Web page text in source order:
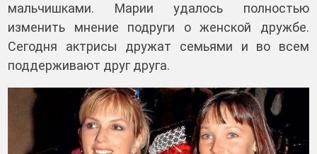
мальчишками. Марии удалось полностью
изменить мнение подруги о женской дружбе.
Сегодня актрисы дружат семьями и во всем
поддерживают друг друга.